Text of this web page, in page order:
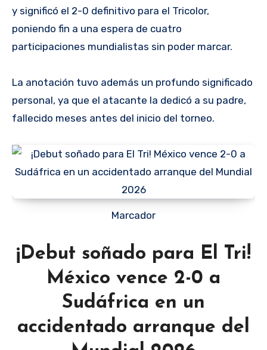
y significó el 2-0 definitivo para el Tricolor,
poniendo fin a una espera de cuatro
participaciones mundialistas sin poder marcar.
La anotación tuvo además un profundo significado
personal, ya que el atacante la dedicó a su padre,
fallecido meses antes del inicio del torneo.
Marcador
¡Debut soñado para El Tri!
México vence 2-0 a
Sudáfrica en un
accidentado arranque del